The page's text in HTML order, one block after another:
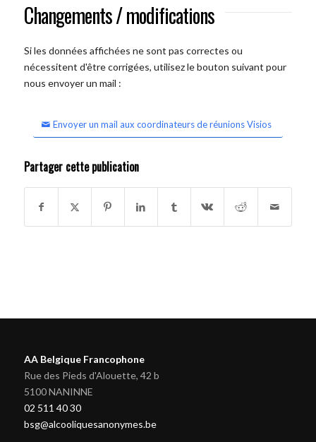
Changements / modifications
Si les données affichées ne sont pas correctes ou
nécessitent d'être corrigées, utilisez le bouton suivant pour
nous envoyer un mail :
Envoyer un mail aux coordinateurs de réunions Visios
Partager cette publication
AA Belgique Francophone
Rue des Pieds d'Alouette, 42 b
5100 NANINNE
02 511 40 30
bsg@alcooliquesanonymes.be